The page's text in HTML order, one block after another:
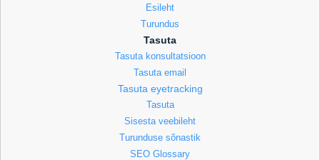
Esileht
Turundus
Tasuta
Tasuta konsultatsioon
Tasuta email
Tasuta eyetracking
Tasuta
Sisesta veebileht
Turunduse sõnastik
SEO Glossary